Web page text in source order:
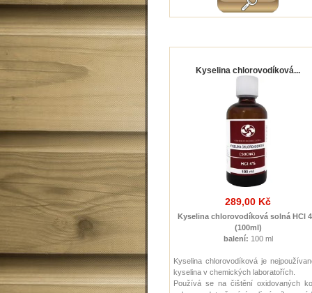
Kyselina chlorovodíková...
289,00 Kč
Kyselina chlorovodíková solná HCl
(100ml)
balení: 100 ml
Kyselina chlorovodíková je
kyselina v chemických laboratořích.
Používá se na čištění oxidovaných